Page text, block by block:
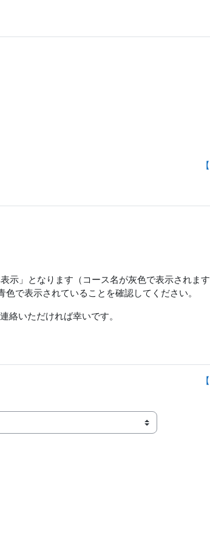
」となります（コース名が灰色で表示されま
で表示されていることを確認してください。
絡いただければ幸いです。